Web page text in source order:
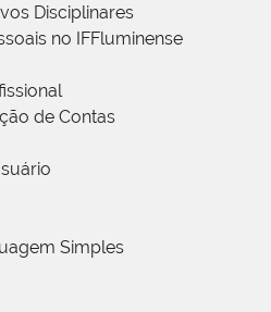
Disciplinares
no IFFluminense
de Contas
Simples